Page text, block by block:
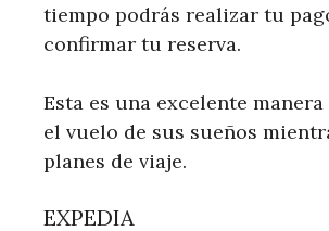
tiempo podrás realizar tu
confirmar tu reserva.
Esta es una excelente
el vuelo de sus sueños
planes de viaje.
EXPEDIA